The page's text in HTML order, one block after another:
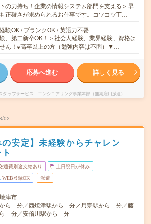
の力持ち！企業の情報システム部門を支える＞早
正確さが求められるお仕事です。コツコツ丁…
験OK / ブランクOK / 英語力不要
、第二新卒OK！＞社会人経験、業界経験、資格は
ん！※高卒以上の方（勉強内容は不問）▼…
応募へ進む 詳しく見る
タッフサービス エンジニアリング事業本部（無期雇用派遣）
02
の安定】未経験からチャレン
通費別途支給あり 土日祝日が休み
WEB登録OK 派遣
津市
ら---分／西焼津駅から---分／用宗駅から---分／藤
---分／安倍川駅から---分